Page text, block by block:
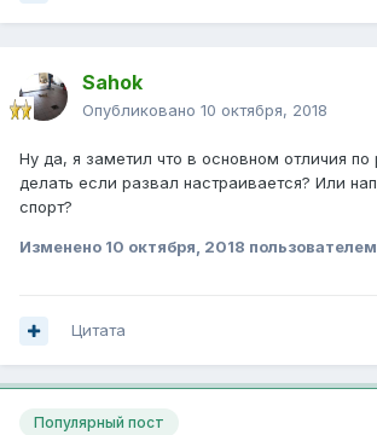
Sahok
Опубликовано 10 октября, 2018
Ну да, я заметил что в основном отличия по
делать если развал настраивается? Или
спорт?
Изменено 10 октября, 2018
Цитата
Популярный пост